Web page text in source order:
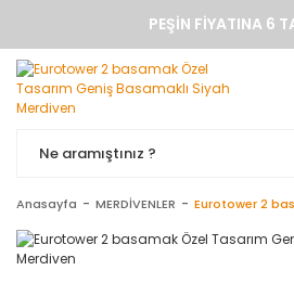
PEŞIN FIYATINA 6
ANINDA %10 HAVALE
TÜM ÜRÜNLERDE
BANYO DOLAPLARINDA ANINDA
Anasayfa MERDİVENLER Eurotower 2